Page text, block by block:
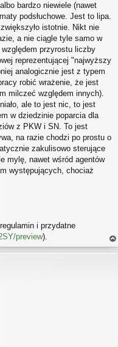
bardzo niewiele (nawet
podsłuchowe. Jest to lipa.
istotnie. Nikt nie
a nie ciągle tyle samo w
przyrostu liczby
reprezentującej "najwyższy
analogicznie jest z typem
robić wrażenie, że jest
milczeć względem innych).
ale to jest nic, to jest
w dziedzinie poparcia dla
z PKW i SN. To jest
na razie chodzi po prostu o
zakulisowo sterujące
mylę, nawet wśród agentów
występujących, chociaż
i przydatne
preview).
a